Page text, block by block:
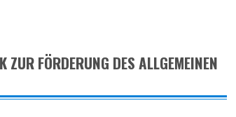
ZUR FÖRDERUNG DES ALLGEMEINEN